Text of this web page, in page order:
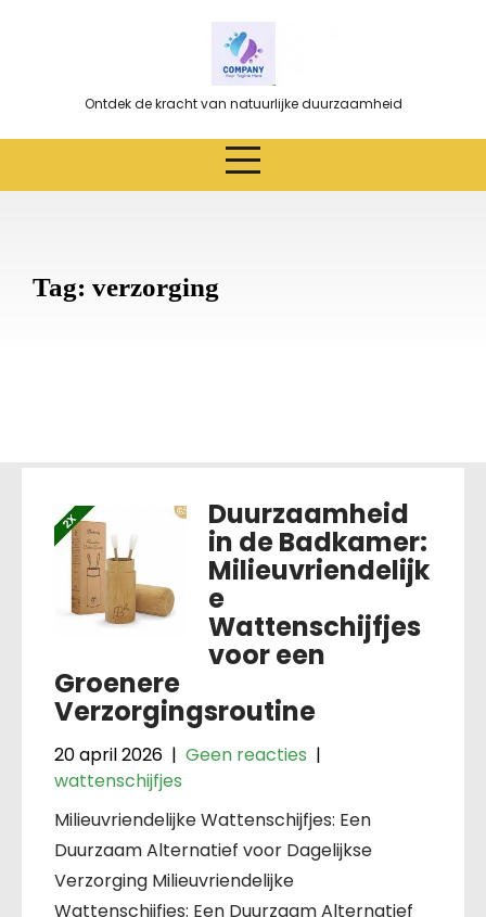
Ontdek de kracht van natuurlijke duurzaamheid
Tag: verzorging
Duurzaamheid
in de Badkamer:
Milieuvriendelijk
e
Wattenschijfjes
voor een
Groenere
Verzorgingsroutine
20 april 2026 | Geen reacties |
wattenschijfjes
Milieuvriendelijke Wattenschijfjes: Een
Duurzaam Alternatief voor Dagelijkse
Verzorging Milieuvriendelijke
Wattenschijfjes: Een Duurzaam Alternatief